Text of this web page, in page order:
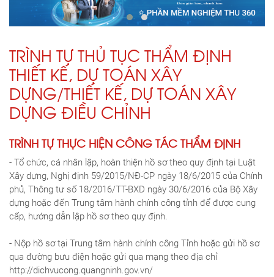
TRÌNH TỰ THỦ TỤC THẨM ĐỊNH
THIẾT KẾ, DỰ TOÁN XÂY
DỰNG/THIẾT KẾ, DỰ TOÁN XÂY
DỰNG ĐIỀU CHỈNH
TRÌNH TỰ THỰC HIỆN CÔNG TÁC THẨM ĐỊNH
- Tổ chức, cá nhân lập, hoàn thiện hồ sơ theo quy định tại Luật
Xây dựng, Nghị định 59/2015/NĐ-CP ngày 18/6/2015 của Chính
phủ, Thông tư số 18/2016/TT-BXD ngày 30/6/2016 của Bộ Xây
dựng hoặc đến Trung tâm hành chính công tỉnh để được cung
cấp, hướng dẫn lập hồ sơ theo quy định.
- Nộp hồ sơ tại Trung tâm hành chính công Tỉnh hoặc gửi hồ sơ
qua đường bưu điện hoặc gửi qua mạng theo địa chỉ
http://dichvucong.quangninh.gov.vn/